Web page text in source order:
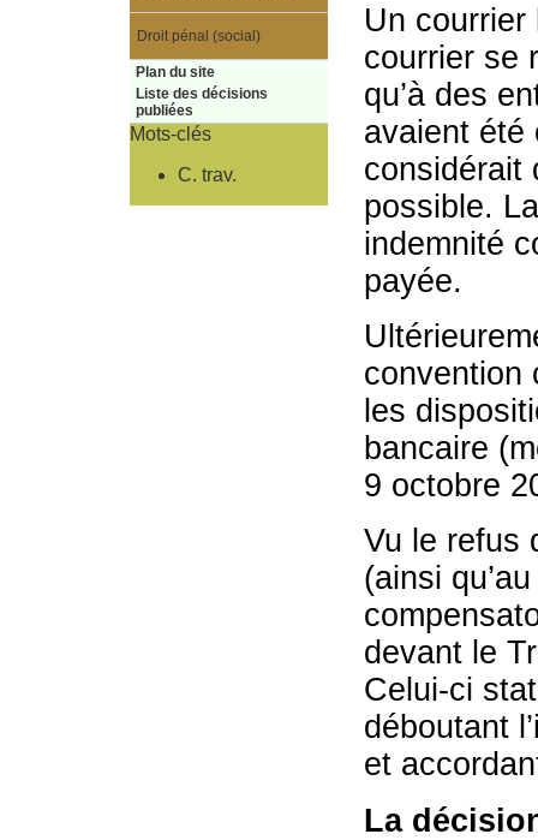
Un courrier
courrier se
qu’à des
avaient été
considérait
possible.
indemnité
payée.
convention
les
bancaire
9 octobre
Vu le refus
(ainsi
devant le
Celui-ci
déboutant
et
La
Droit pénal (social)
Plan du site
Liste des décisions
publiées
Mots-clés
C. trav.